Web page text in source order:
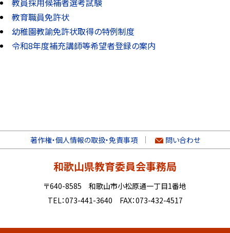
教員採用候補者選考試験
教育職員免許状
幼稚園教諭免許状取得の特例制度
令和8年度補充講師等希望者登録の案内
著作権・個人情報の取扱・免責事項 問い合わせ
和歌山県教育委員会事務局
〒640-8585 和歌山市小松原通一丁目1番地
TEL：073-441-3640 FAX：073-432-4517